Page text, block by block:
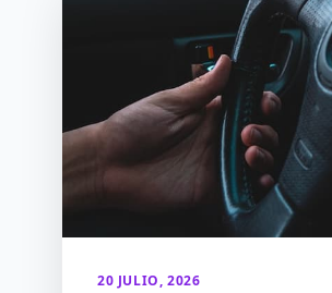
20 JULIO, 2026